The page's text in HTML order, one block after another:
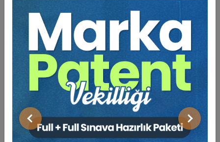
Önceki Sonraki
Açıklama
Bu Kitap İçin Kaç Ağaç
Kesiliyor ?
Bu çalışmada; “Özel Kanunlarda Suçlar” çalışmamızda
tespit ettiğimiz, ancak çalışmanın hacmini oldukça
artıracak olması nedeniyle ayırmak zorunda kaldığımız,
2004 sayılı İİK'nunda yer alan icra suçları ile 5941 sayılı
Çek Kanununda düzenlenen “Çekle ilgili karşılıksızdır